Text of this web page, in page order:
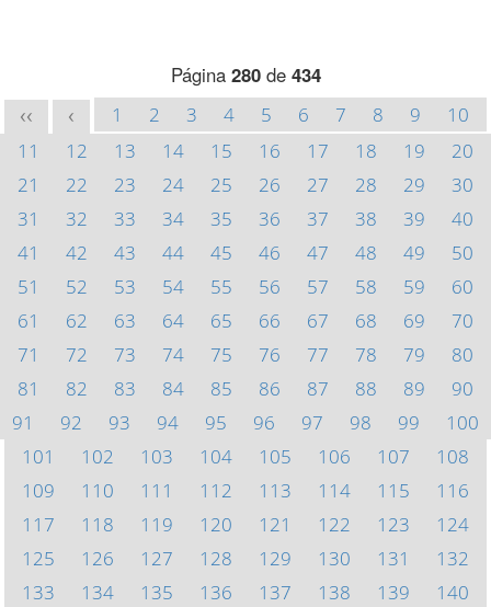
Página 280de 434
<< < 1 2 3 4 5 6 7 8 9
10
11
12 13 14 15 16 17 18 19
20
21
22 23 24 25 26 27 28 29
30
31
32 33 34 35 36 37 38 39
40
41
42 43 44 45 46 47 48 49
50
51
52 53 54 55 56 57 58 59
60
61
62 63 64 65 66 67 68 69
70
71
72 73 74 75 76 77 78 79
80
81
82 83 84 85 86 87 88 89
90
91
92 93 94 95 96 97 98 99
100
101
102 103 104 105 106 107
108
109
110 111 112 113 114 115
116
117
118 119 120 121 122 123
124
125
126 127 128 129 130 131
132
133
134 135 136 137 138 139
140